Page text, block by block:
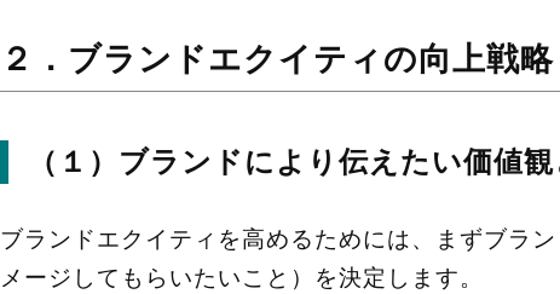
２．ブランドエクイティの向上戦略
（１）ブランドにより伝えたい価値
ブランドエクイティを高めるためには、まずブラ
メージしてもらいたいこと）を決定します。